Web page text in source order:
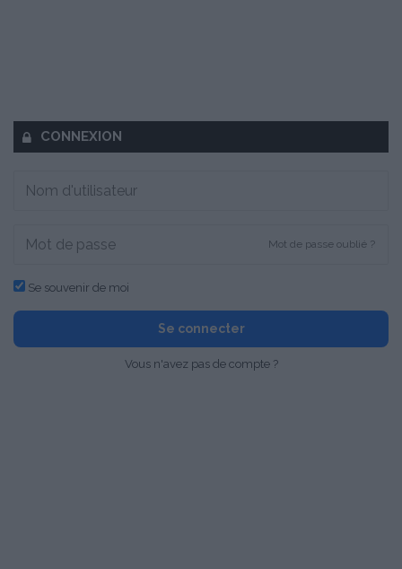
CONNEXION
Mot de passe oublié ?
Se souvenir de moi
Se connecter
Vous n'avez pas de compte ?